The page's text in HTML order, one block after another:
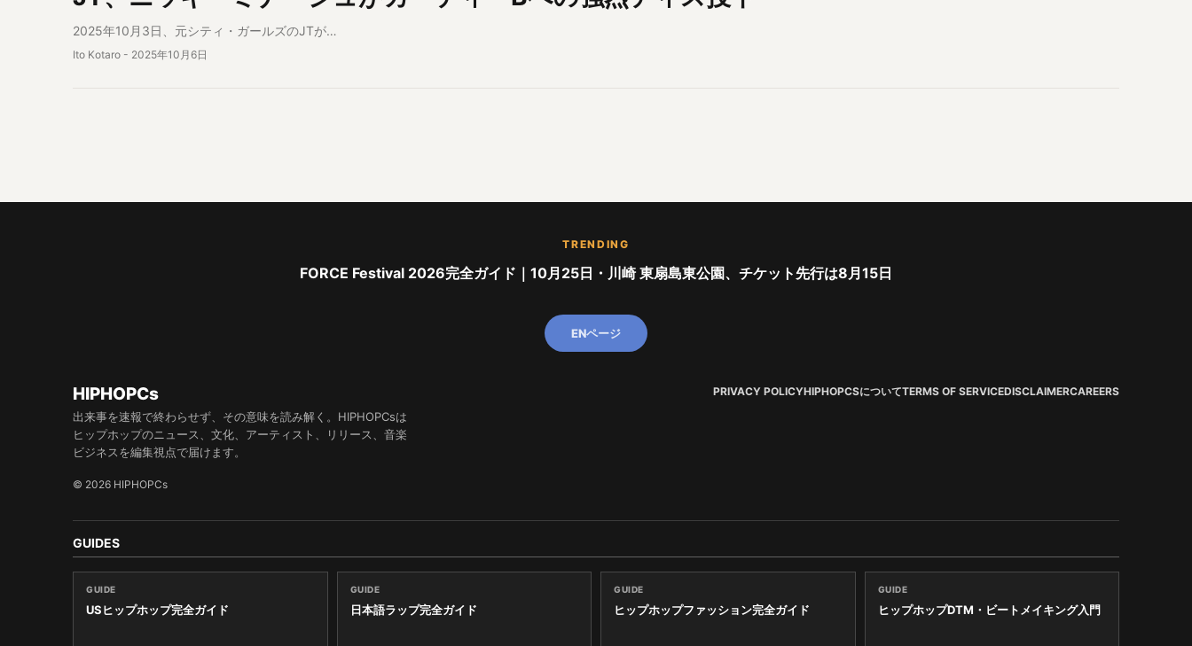
2025年10月3日、元シティ・ガールズのJTが…
Ito Kotaro - 2025年10月6日
TRENDING
FORCE Festival 2026完全ガイド｜10月25日・川崎 東扇島東公園、チケット先行は8月15日
ENページ
HIPHOPCs
出来事を速報で終わらせず、その意味を読み解く。HIPHOPCsは
ヒップホップのニュース、文化、アーティスト、リリース、音楽
ビジネスを編集視点で届けます。
© 2026 HIPHOPCs
PRIVACY POLICYHIPHOPCSについてTERMS OF SERVICEDISCLAIMERCAREERS
GUIDES
GUIDE
USヒップホップ完全ガイド
GUIDE
日本語ラップ完全ガイド
GUIDE
ヒップホップファッション完全ガイド
GUIDE
ヒップホップDTM・ビートメイキング入門